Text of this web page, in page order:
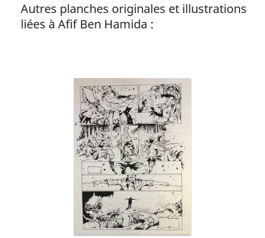
Autres planches originales et illustrations
liées à Afif Ben Hamida :